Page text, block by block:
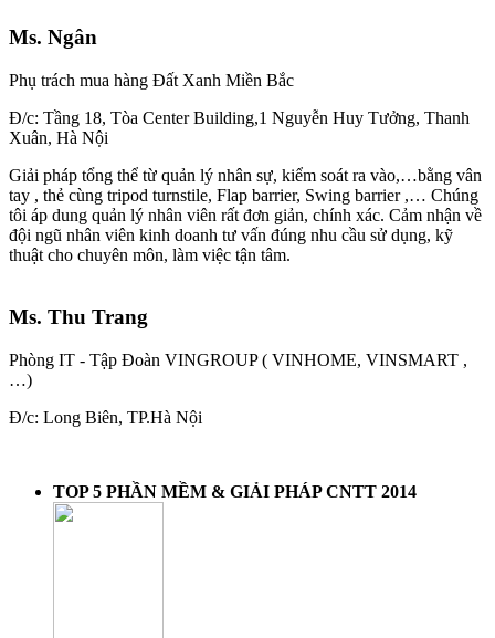
Ms. Ngân
Phụ trách mua hàng Đất Xanh Miền Bắc
Đ/c: Tầng 18, Tòa Center Building,1 Nguyễn Huy Tưởng, Thanh
Xuân, Hà Nội
Giải pháp tổng thể từ quản lý nhân sự, kiểm soát ra vào,…bằng vân
tay , thẻ cùng tripod turnstile, Flap barrier, Swing barrier ,… Chúng
tôi áp dung quản lý nhân viên rất đơn giản, chính xác. Cảm nhận về
đội ngũ nhân viên kinh doanh tư vấn đúng nhu cầu sử dụng, kỹ
thuật cho chuyên môn, làm việc tận tâm.
Ms. Thu Trang
Phòng IT - Tập Đoàn VINGROUP ( VINHOME, VINSMART ,
…)
Đ/c: Long Biên, TP.Hà Nội
TOP 5 PHẦN MỀM & GIẢI PHÁP CNTT 2014